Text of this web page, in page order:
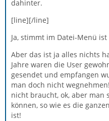
dahinter.
[line][/line]
Ja, stimmt im Datei-Menü
Aber das ist ja alles nichts
Jahre waren die User
gesendet und empfangen
man doch nicht
nicht braucht, ok, aber man
können, so wie es die
ist!